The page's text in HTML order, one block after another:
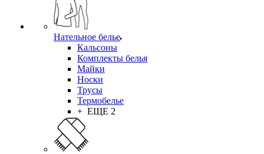
Нательное белье
Кальсоны
Комплекты белья
Майки
Носки
Трусы
Термобелье
+ ЕЩЕ 2